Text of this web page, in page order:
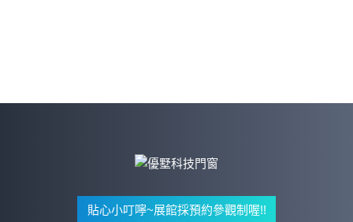
貼心小叮嚀~展館採預約參觀制喔!!